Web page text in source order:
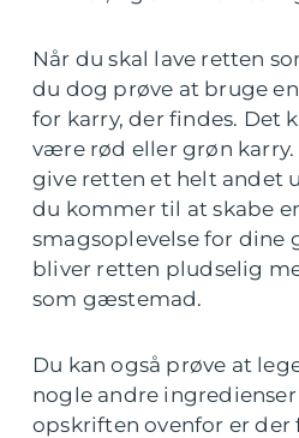
Når du skal lave retten
du dog prøve at bruge
for karry, der findes. Det
være rød eller grøn
give retten et helt andet
du kommer til at skabe
smagsoplevelse for dine
bliver retten pludselig
som gæstemad.
Du kan også prøve at
nogle andre
opskriften ovenfor er